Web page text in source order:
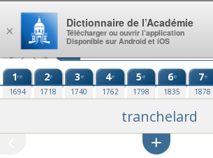
Aller au contenu
1re
1694
2e
1718
3e
1740
4e
1762
5e
1798
6e
1835
7e
1878
tranchelard
×
Dictionnaire de l’Académie
Télécharger ou ouvrir l’application
Disponible sur Android et iOS